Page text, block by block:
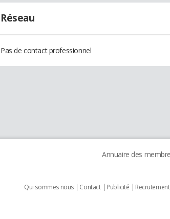
Réseau
Pas de contact professionnel
Annuaire des
Qui sommes nous Contact Publicité Recrutement